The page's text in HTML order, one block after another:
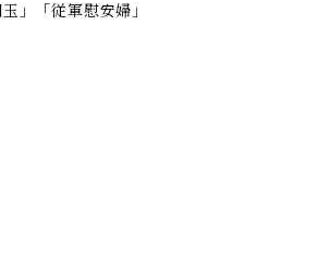
」「従軍慰安婦」